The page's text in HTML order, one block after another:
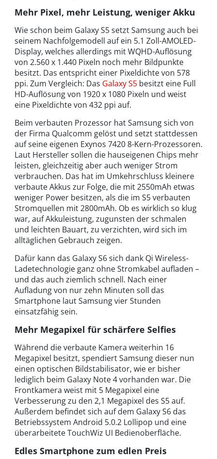
Mehr Pixel, mehr Leistung, weniger Akku
Wie schon beim Galaxy S5 setzt Samsung auch bei
seinem Nachfolgemodell auf ein 5.1 Zoll-AMOLED-
Display, welches allerdings mit WQHD-Auflösung
von 2.560 x 1.440 Pixeln noch mehr Bildpunkte
besitzt. Das entspricht einer Pixeldichte von 578
ppi. Zum Vergleich: Das Galaxy S5 besitzt eine Full
HD-Auflösung von 1920 x 1080 Pixeln und weist
eine Pixeldichte von 432 ppi auf.
Beim verbauten Prozessor hat Samsung sich von
der Firma Qualcomm gelöst und setzt stattdessen
auf seine eigenen Exynos 7420 8-Kern-Prozessoren.
Laut Hersteller sollen die hauseigenen Chips mehr
leisten, gleichzeitig aber auch weniger Strom
verbrauchen. Das hat im Umkehrschluss kleinere
verbaute Akkus zur Folge, die mit 2550mAh etwas
weniger Power besitzen, als die im S5 verbauten
Stromquellen mit 2800mAh. Ob es wirklich so klug
war, auf Akkuleistung, zugunsten der schmalen
und leichten Bauart, zu verzichten, wird sich im
alltäglichen Gebrauch zeigen.
Dafür kann das Galaxy S6 sich dank Qi Wireless-
Ladetechnologie ganz ohne Stromkabel aufladen –
und das auch ziemlich schnell. Nach einer
Aufladung von nur zehn Minuten soll das
Smartphone laut Samsung vier Stunden
einsatzfähig sein.
Mehr Megapixel für schärfere Selfies
Während die verbaute Kamera weiterhin 16
Megapixel besitzt, spendiert Samsung dieser nun
einen optischen Bildstabilisator, wie er bisher
lediglich beim Galaxy Note 4 vorhanden war. Die
Frontkamera weist mit 5 Megapixel eine
Verbesserung zu den 2,1 Megapixel des S5 auf.
Außerdem befindet sich auf dem Galaxy S6 das
Betriebssystem Android 5.0.2 Lollipop und eine
überarbeitete TouchWiz UI Bedienoberfläche.
Edles Smartphone zum edlen Preis